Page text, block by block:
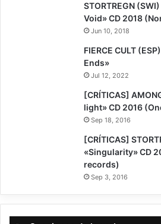
STORTREGN
Void» CD 2018
Jun 10, 2018
FIERCE CULT
Ends»
Jul 12, 2022
[CRÍTICAS]
light» CD 2016
Sep 18, 2016
[CRÍTICAS]
«Singularity» CD
records)
Sep 3, 2016